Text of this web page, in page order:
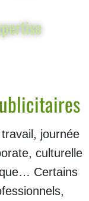
journée
culturelle
Certains